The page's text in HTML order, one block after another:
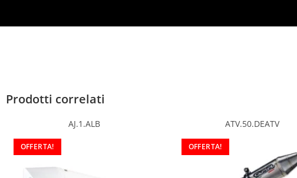
Prodotti correlati
AJ.1.ALB
OFFERTA!
ATV.50.DEATV
OFFERTA!